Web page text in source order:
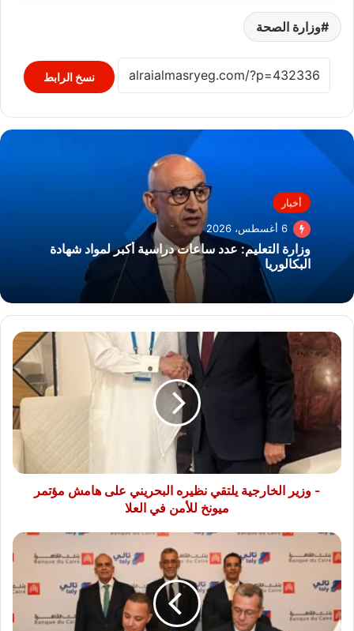
وزارة الصحة
نسخ الرابط
أخبار
6 أغسطس، 2026
وزارة التعليم: عدد ساعات دراسية أكبر لمواد شهادة
البكالوريا
-
وزير
الخارجية
يلتقي
نظيره
البحريني
هامش
مؤتمر
ميونخ
العلا
- وزير الخارجية يلتقي نظيره البحريني على هامش مؤتمر
ميونخ للأمن في العلا
بنك
القاهرة
يعلنان
شراكة